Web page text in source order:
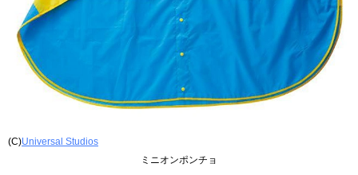
(C)Universal Studios
ミニオンポンチョ